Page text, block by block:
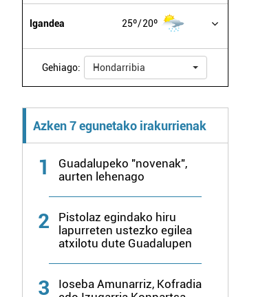
Igandea 25º 20º
Gehiago: Hondarribia
Azken 7 egunetako irakurrienak
1
Guadalupeko "novenak",
aurten lehenago
2
Pistolaz egindako hiru
lapurreten ustezko egilea
atxilotu dute Guadalupen
3
Ioseba Amunarriz, Kofradia